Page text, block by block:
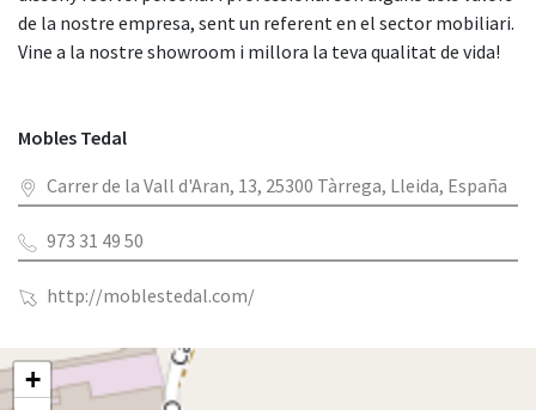
Mobles Tedal
Carrer de la Vall d'Aran, 13, 25300 Tàrrega, Lleida, España
973 31 49 50
http://moblestedal.com/
de la nostre empresa, sent un referent en el sector mobiliari.
Vine a la nostre showroom i millora la teva qualitat de vida!
+